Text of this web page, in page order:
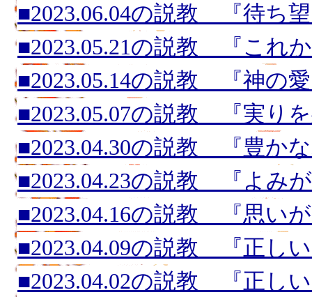
■2023.06.04の説教 『待ち
■2023.05.21の説教 『これ
■2023.05.14の説教 『神の
■2023.05.07の説教 『実り
■2023.04.30の説教 『豊か
■2023.04.23の説教 『よみ
■2023.04.16の説教 『思い
■2023.04.09の説教 『正し
■2023.04.02の説教 『正し